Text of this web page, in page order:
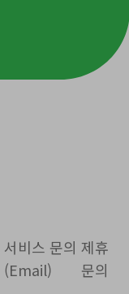
서비스 문의
(Email)
제휴
문의